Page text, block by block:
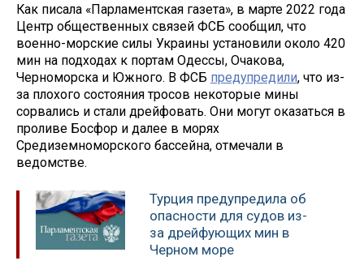
Как писала «Парламентская газета», в марте 2022 года
Центр общественных связей ФСБ сообщил, что
военно-морские силы Украины установили около 420
мин на подходах к портам Одессы, Очакова,
Черноморска и Южного. В ФСБ предупредили, что из-
за плохого состояния тросов некоторые мины
сорвались и стали дрейфовать. Они могут оказаться в
проливе Босфор и далее в морях
Средиземноморского бассейна, отмечали в
ведомстве.
Турция предупредила об
опасности для судов из-
за дрейфующих мин в
Черном море